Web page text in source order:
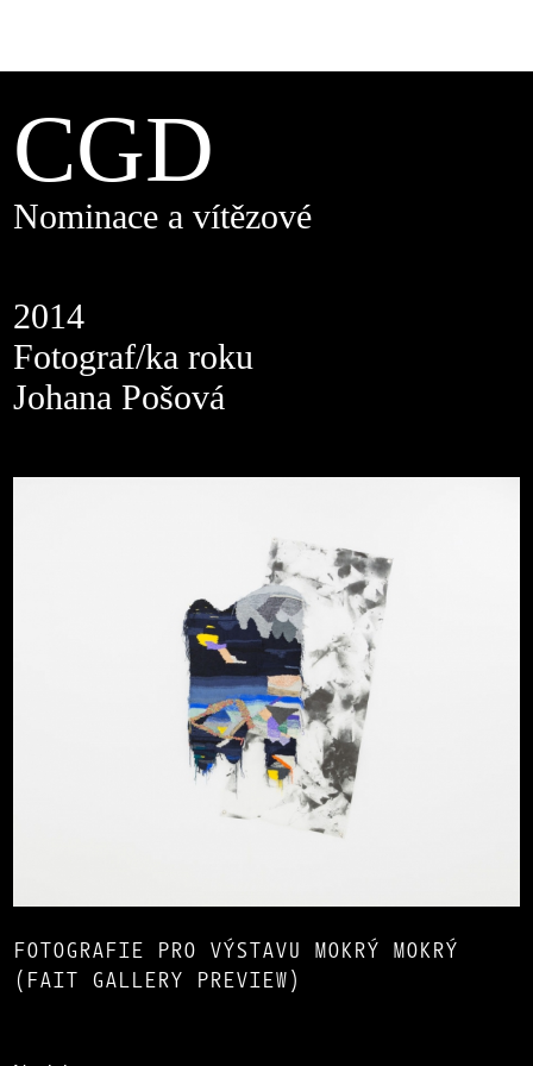
CGD
Nominace a vítězové
2014
Fotograf/ka roku
Johana Pošová
FOTOGRAFIE PRO VÝSTAVU MOKRÝ MOKRÝ
(FAIT GALLERY PREVIEW)